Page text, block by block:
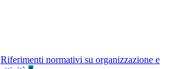
Riferimenti normativi su organizzazione e